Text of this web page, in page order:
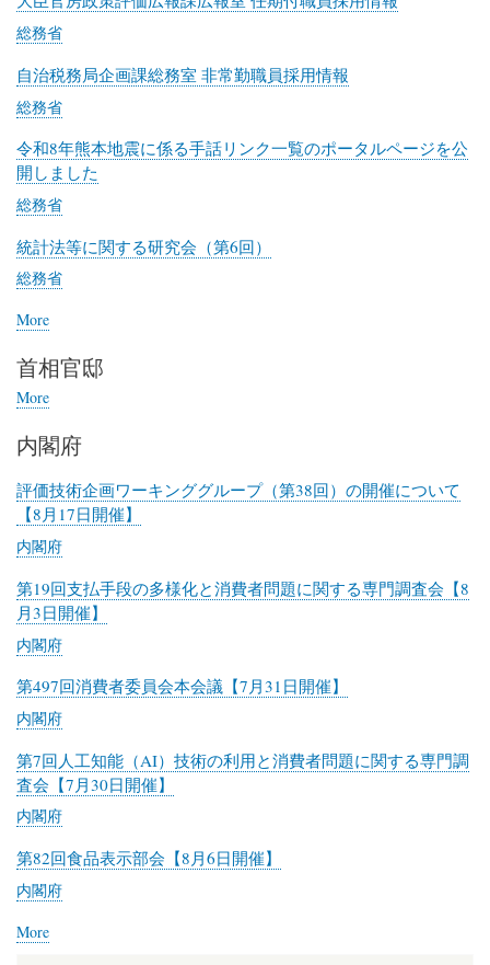
リ
ス
ト
ク
ラ
（JCJ）
総務省
自治税務局企画課総務室 非常勤職員採用情報
総務省
令和8年熊本地震に係る手話リンク一覧のポータルページを公
開しました
総務省
統計法等に関する研究会（第6回）
総務省
More
総
首相官邸
More
首
官
邸
内閣府
評価技術企画ワーキンググループ（第38回）の開催について
【8月17日開催】
内閣府
第19回支払手段の多様化と消費者問題に関する専門調査会【8
月3日開催】
内閣府
第497回消費者委員会本会議【7月31日開催】
内閣府
第7回人工知能（AI）技術の利用と消費者問題に関する専門調
査会【7月30日開催】
内閣府
第82回食品表示部会【8月6日開催】
内閣府
More